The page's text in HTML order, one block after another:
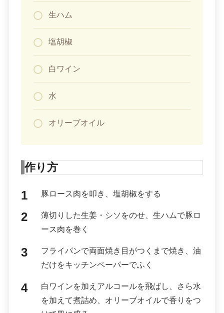
生ハム
塩胡椒
白ワイン
水
オリーブオイル
作り方
豚ロース肉を叩き、塩胡椒をする
薄切りした生姜・シソをのせ、生ハムで豚ロ
ース肉を巻く
フライパンで両面焼き目がつくまで焼き、油
だけをキッチンペーパーでふく
白ワインを加えアルコールを飛ばし、さら水
を加えて煮詰め、オリーブオイルで香りをつ